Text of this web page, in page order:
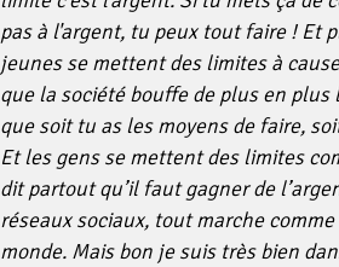
pas à l'argent, tu peux tout faire ! Et
jeunes se mettent des limites à
que la société bouffe de plus en plus
que soit tu as les moyens de faire,
Et les gens se mettent des limites
dit partout qu’il faut gagner de
réseaux sociaux, tout marche comme
monde. Mais bon je suis très bien